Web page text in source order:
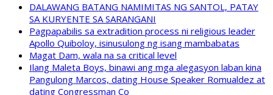
DALAWANG BATANG NAMIMITAS NG SANTOL, PATAY
SA KURYENTE SA SARANGANI
Pagpapabilis sa extradition process ni religious leader
Apollo Quiboloy, isinusulong ng isang mambabatas
Magat Dam, wala na sa critical level
Ilang Maleta Boys, binawi ang mga alegasyon laban kina
Pangulong Marcos, dating House Speaker Romualdez at
dating Congressman Co